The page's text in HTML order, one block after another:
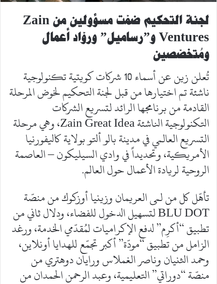
لجنة التحكيم ضمّت مسؤولين من Zain
Ventures و”رساميل” وروّاد أعمال
ومُتخصّصين
تُعلن زين عن أسماء 10 شركات كويتية تكنولوجية
ناشئة تم اختيارها من قبل لجنة التحكيم لخوض المرحلة
القادمة من برنامجها الرائد لتسريع الشركات
التكنولوجية الناشئة Zain Great Idea، وهي مرحلة
التسريع العالمي في مدينة بالو ألتو بولاية كاليفورنيا
الأمريكية، وتحديداً في وادي السيليكون – العاصمة
الروحية لريادة الأعمال حول العالم.
تأهّل كل من لمى العريمان وزينيا أوزكوك من منصّة
BLU DOT لتسهيل الدخول للفضاء، ودلال ثاني من
تطبيق “أكرِم” لدفع الإكراميات لمُقدّمي الخدمة، ورغد
الزامل من تطبيق “مودّة” أكبر تجمّع للهدايا أونلاين،
وحمد الثنيان وناصر الغملاس ورايان دوهتري من
منصّة “دوراتي” التعليمية، وعبد الرحمن الحمدان من